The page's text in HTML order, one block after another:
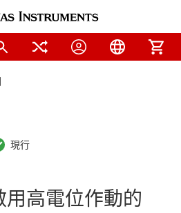
高電位作動的